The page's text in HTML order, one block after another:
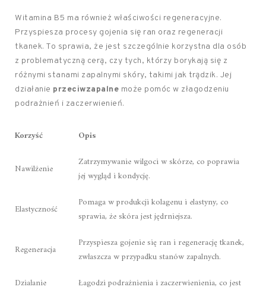
Witamina B5 ma również właściwości regeneracyjne.
Przyspiesza procesy gojenia się ran oraz regeneracji
tkanek. To sprawia, że jest szczególnie korzystna dla osób
z problematyczną cerą, czy tych, którzy borykają się z
różnymi stanami zapalnymi skóry, takimi jak trądzik. Jej
działanie przeciwzapalne może pomóc w złagodzeniu
podrażnień i zaczerwienień.
Korzyść Opis
Nawilżenie
Zatrzymywanie wilgoci w skórze, co poprawia
jej wygląd i kondycję.
Elastyczność
Pomaga w produkcji kolagenu i elastyny, co
sprawia, że skóra jest jędrniejsza.
Regeneracja
Przyspiesza gojenie się ran i regenerację tkanek,
zwłaszcza w przypadku stanów zapalnych.
Działanie
Łagodzi podrażnienia i zaczerwienienia, co jest